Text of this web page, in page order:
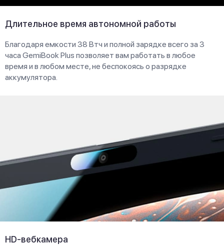
Длительное время автономной работы
Благодаря емкости 38 Втч и полной зарядке всего за 3
часа GemiBook Plus позволяет вам работать в любое
время и в любом месте, не беспокоясь о разрядке
аккумулятора.
HD-вебкамера